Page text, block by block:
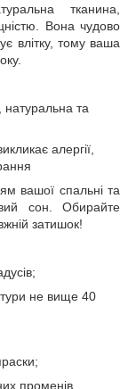
тканина,
Вона чудово
влітку, тому ваша
та
алергії,
вашої спальні та
сон. Обирайте
затишок!
не вище 40
променів.